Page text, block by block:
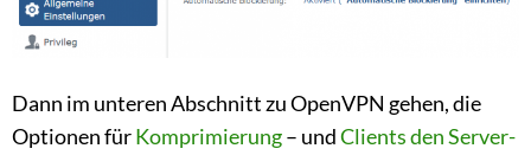
Dann im unteren Abschnitt zu OpenVPN gehen, die
Optionen fürKomprimierung– undClients den Server-